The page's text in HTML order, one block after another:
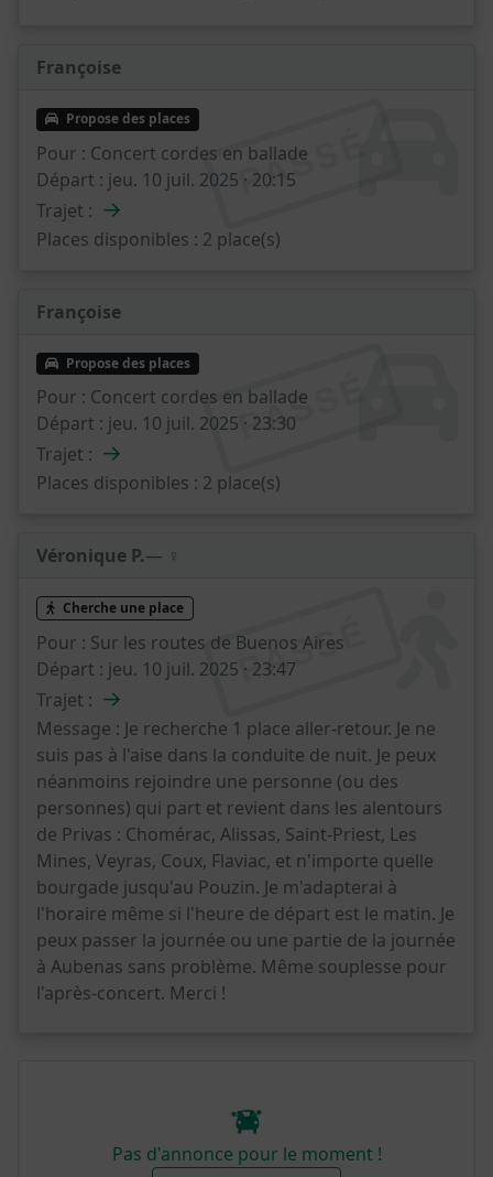
Françoise
PASSÉ
Propose des places
Pour : Concert cordes en ballade
Départ : jeu. 10 juil. 2025 · 20:15
Trajet : →
Places disponibles : 2 place(s)
Françoise
PASSÉ
Propose des places
Pour : Concert cordes en ballade
Départ : jeu. 10 juil. 2025 · 23:30
Trajet : →
Places disponibles : 2 place(s)
Véronique P.— ♀️
PASSÉ
Cherche une place
Pour : Sur les routes de Buenos Aires
Départ : jeu. 10 juil. 2025 · 23:47
Trajet : →
Message : Je recherche 1 place aller-retour. Je ne
suis pas à l'aise dans la conduite de nuit. Je peux
néanmoins rejoindre une personne (ou des
personnes) qui part et revient dans les alentours
de Privas : Chomérac, Alissas, Saint-Priest, Les
Mines, Veyras, Coux, Flaviac, et n'importe quelle
bourgade jusqu'au Pouzin. Je m'adapterai à
l'horaire même si l'heure de départ est le matin. Je
peux passer la journée ou une partie de la journée
à Aubenas sans problème. Même souplesse pour
l'après-concert. Merci !
Pas d'annonce pour le moment !